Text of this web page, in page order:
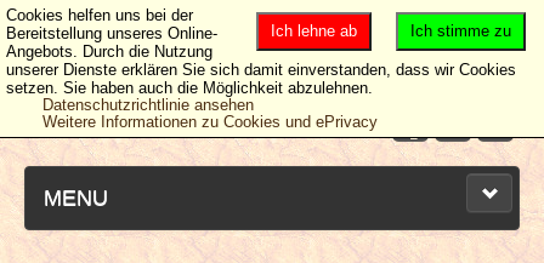
MENU
Ich stimme zu
Ich lehne ab
Cookies helfen uns bei der
Bereitstellung unseres Online-
Angebots. Durch die Nutzung
unserer Dienste erklären Sie sich damit einverstanden, dass wir Cookies
setzen. Sie haben auch die Möglichkeit abzulehnen.
Datenschutzrichtlinie ansehen
Weitere Informationen zu Cookies und ePrivacy